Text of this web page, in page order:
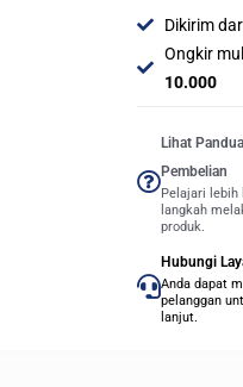
Dikirim
Ongkir
10.000
Lihat
Pembelian
Pelajari lebih
langkah
produk.
Hubungi
Anda dapat
pelanggan
lanjut.